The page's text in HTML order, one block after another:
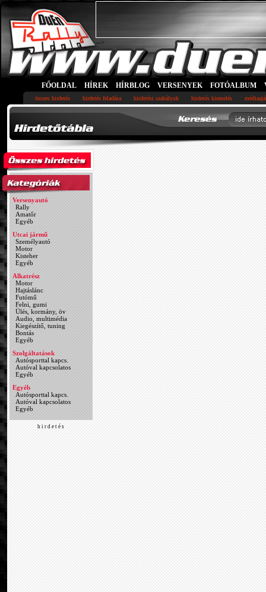
-->
FŐOLDAL HÍREK HÍRBLOG VERSENYEK FOTÓALBUM
összes hirdetés hirdetés feladása hirdetési szabályok hirdetés kiemelés
Versenyautó
Rally
Amatőr
Egyéb
Utcai jármű
Személyautó
Motor
Kisteher
Egyéb
Alkatrész
Motor
Hajtáslánc
Futómű
Felni, gumi
Ülés, kormány, öv
Audio, multimédia
Kiegészítő, tuning
Bontás
Egyéb
Szolgáltatások
Autósporttal kapcs.
Autóval kapcsolatos
Egyéb
Egyéb
Autósporttal kapcs.
Autóval kapcsolatos
Egyéb
h i r d e t é s